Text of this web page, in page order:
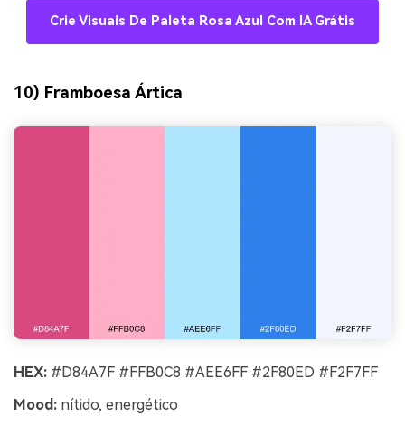
Crie Visuais De Paleta Rosa Azul Com IA Grátis
10) Framboesa Ártica
HEX: #D84A7F #FFB0C8 #AEE6FF #2F80ED #F2F7FF
Mood: nítido, energético